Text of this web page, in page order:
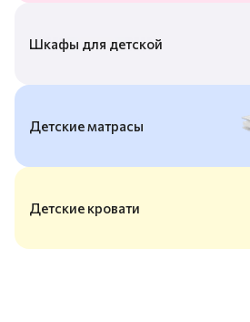
Шкафы для детской
Детские матрасы
Детские кровати